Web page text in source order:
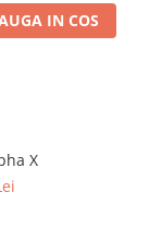
IN COS
X